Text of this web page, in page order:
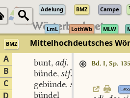
Adelung BMZ Campe 1
LmL LothWb MLW
BMZ
Mittelhochdeutsches
A
B
C
bunt, adj.
bünde, stf.
gebünde, stn.
bündel
Bd. I, Sp.